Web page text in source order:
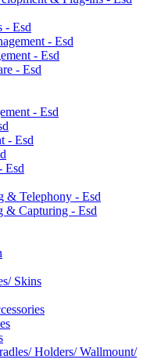
- Esd
- Esd
- Esd
- Esd
- Esd
- Esd
Esd
& Telephony - Esd
& Capturing - Esd
Skins
Holders/ Wallmount/